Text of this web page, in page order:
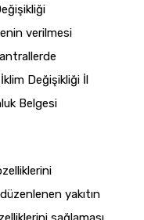
verilmesi
Değişikliği İl
Belgesi
yakıtın